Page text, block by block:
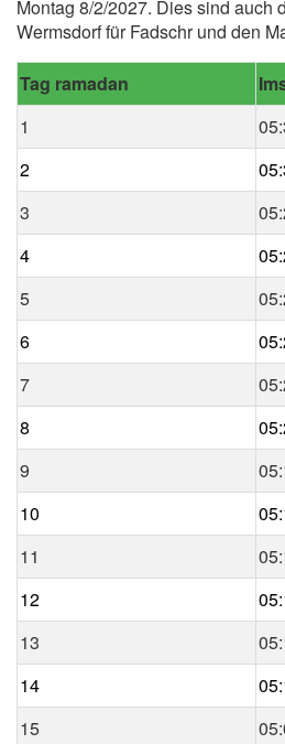
Montag 8/2/2027. Dies sind auch
Wermsdorf für Fadschr und den
Tag ramadan
1
2
3
4
5
6
7
8
9
10
11
12
13
14
15